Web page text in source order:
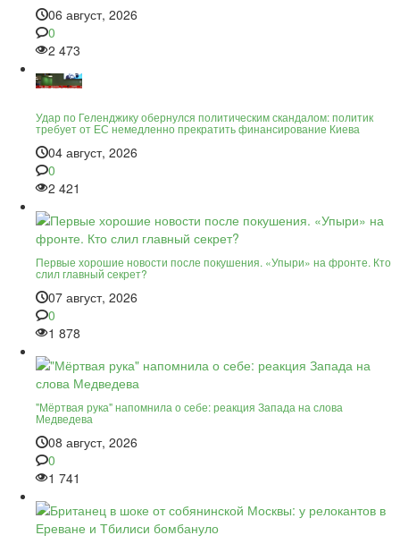
06 август, 2026
0
2 473
Удар по Геленджику обернулся политическим скандалом: политик
требует от ЕС немедленно прекратить финансирование Киева
04 август, 2026
0
2 421
Первые хорошие новости после покушения. «Упыри» на фронте. Кто
слил главный секрет?
07 август, 2026
0
1 878
"Мёртвая рука" напомнила о себе: реакция Запада на слова
Медведева
08 август, 2026
0
1 741